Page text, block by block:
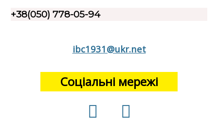
+38(050) 778-05-94
ibc1931@ukr.net
Соціальні мережі